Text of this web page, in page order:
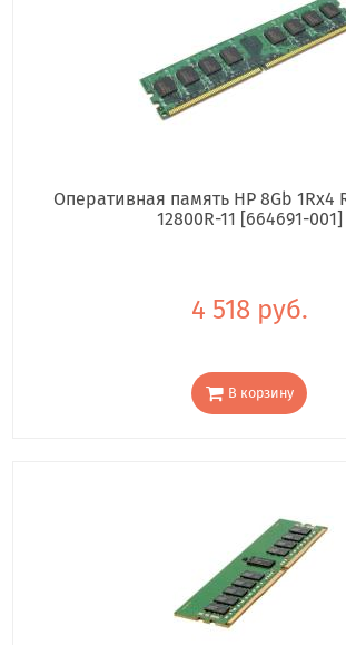
Оперативная память HP 8Gb 1Rx4
12800R-11 [664691-001]
4 518 руб.
В корзину